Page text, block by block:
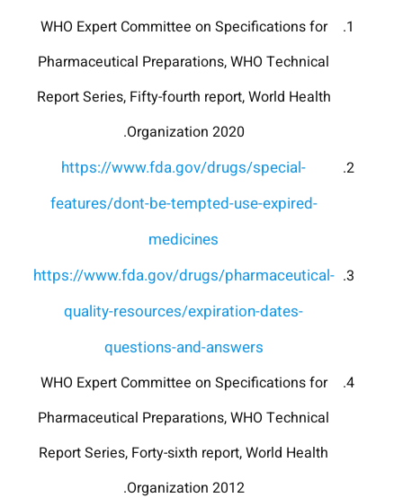
WHO Expert Committee on Specifications for
Pharmaceutical Preparations, WHO Technical
Report Series, Fifty-fourth report, World Health
Organization 2020.
https://www.fda.gov/drugs/special-
features/dont-be-tempted-use-expired-
medicines
https://www.fda.gov/drugs/pharmaceutical-
quality-resources/expiration-dates-
questions-and-answers
WHO Expert Committee on Specifications for
Pharmaceutical Preparations, WHO Technical
Report Series, Forty-sixth report, World Health
Organization 2012.